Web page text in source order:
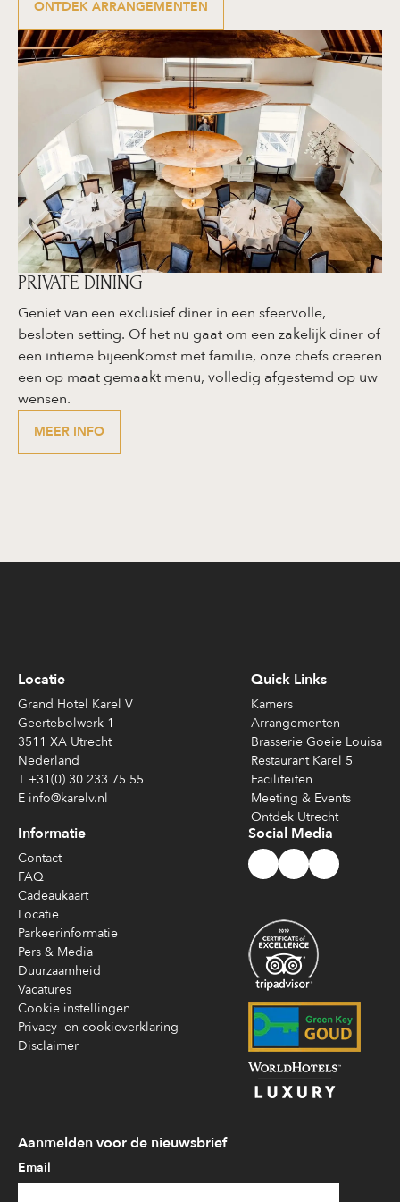
ONTDEK ARRANGEMENTEN
PRIVATE DINING
Geniet van een exclusief diner in een sfeervolle,
besloten setting. Of het nu gaat om een zakelijk diner of
een intieme bijeenkomst met familie, onze chefs creëren
een op maat gemaakt menu, volledig afgestemd op uw
wensen.
MEER INFO
Locatie
Grand Hotel Karel V
Geertebolwerk 1
3511 XA Utrecht
Nederland
T +31(0) 30 233 75 55
E info@karelv.nl
Quick Links
Kamers
Arrangementen
Brasserie Goeie Louisa
Restaurant Karel 5
Faciliteiten
Meeting & Events
Ontdek Utrecht
Informatie
Contact
FAQ
Cadeaukaart
Locatie
Parkeerinformatie
Pers & Media
Duurzaamheid
Vacatures
Cookie instellingen
Privacy- en cookieverklaring
Disclaimer
Social Media
Aanmelden voor de nieuwsbrief
Email